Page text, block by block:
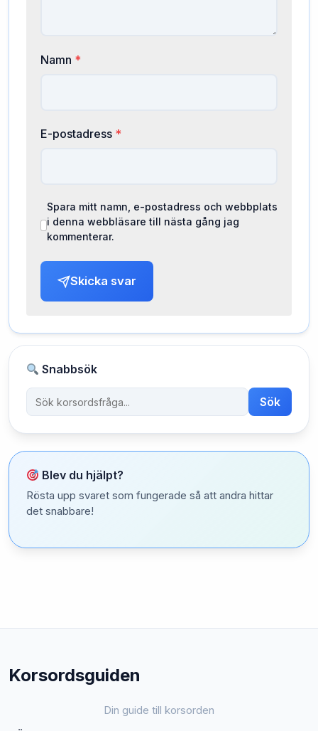
Namn *
E-postadress *
Spara mitt namn, e-postadress och webbplats
i denna webbläsare till nästa gång jag
kommenterar.
Skicka svar
Snabbsök
Sök
Blev du hjälpt?
Rösta upp svaret som fungerade så att andra hittar
det snabbare!
Korsordsguiden
Din guide till korsorden